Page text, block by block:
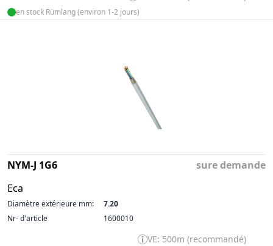
en stock Rümlang (environ 1-2 jours)
NYM-J 1G6
Eca
sure demande
Diamètre extérieure mm:
7.20
Nr- d'article
1600010
VE: 500m (recommandé)